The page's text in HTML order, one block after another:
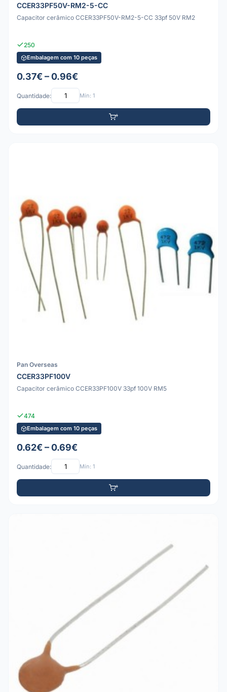
CCER33PF50V-RM2-5-CC
Capacitor cerâmico CCER33PF50V-RM2-5-CC 33pf 50V RM2
250
Embalagem com 10 peças
0.37€ – 0.96€
Quantidade: Mín: 1
Pan Overseas
CCER33PF100V
Capacitor cerâmico CCER33PF100V 33pf 100V RM5
474
Embalagem com 10 peças
0.62€ – 0.69€
Quantidade: Mín: 1